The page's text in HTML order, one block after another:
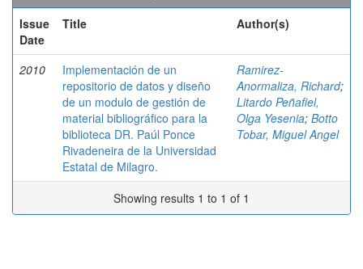
Issue
Date
Title Author(s)
2010
Implementación de un
repositorio de datos y diseño
de un modulo de gestión de
material bibliográfico para la
biblioteca DR. Paúl Ponce
Rivadeneira de la Universidad
Estatal de Milagro.
Ramirez-
Anormaliza, Richard;
Litardo Peñafiel,
Olga Yesenia; Botto
Tobar, Miguel Angel
Showing results 1 to 1 of 1